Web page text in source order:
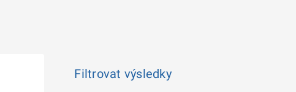
Filtrovat výsledky